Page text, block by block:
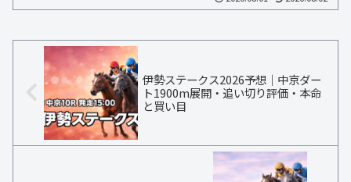
伊勢ステークス2026予想｜中京ダー
ト1900m展開・追い切り評価・本命
と買い目